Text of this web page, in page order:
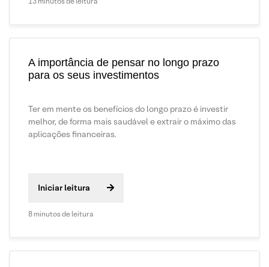
A importância de pensar no longo prazo
para os seus investimentos
Ter em mente os benefícios do longo prazo é investir
melhor, de forma mais saudável e extrair o máximo das
aplicações financeiras.
Iniciar leitura
8 minutos de leitura